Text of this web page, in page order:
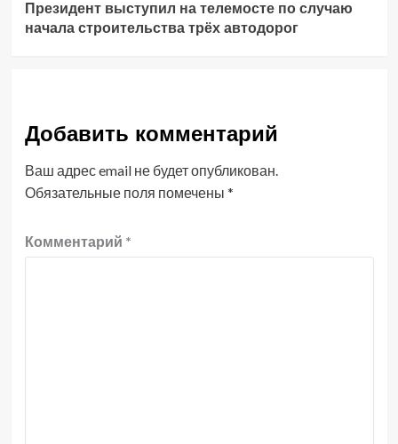
Президент выступил на телемосте по случаю
начала строительства трёх автодорог
Добавить комментарий
Ваш адрес email не будет опубликован.
Обязательные поля помечены *
Комментарий *